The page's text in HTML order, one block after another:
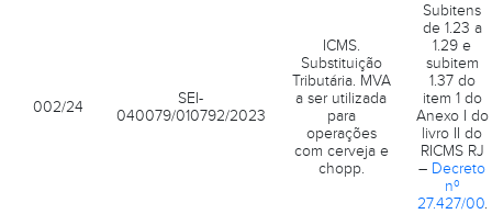
002/24
SEI-
040079/010792/2023
ICMS.
Substituição
Tributária. MVA
a ser utilizada
para
operações
com cerveja e
chopp.
Subitens
de 1.23 a
1.29 e
subitem
1.37 do
item 1 do
Anexo I do
livro II do
RICMS RJ
– Decreto
nº
27.427/00.